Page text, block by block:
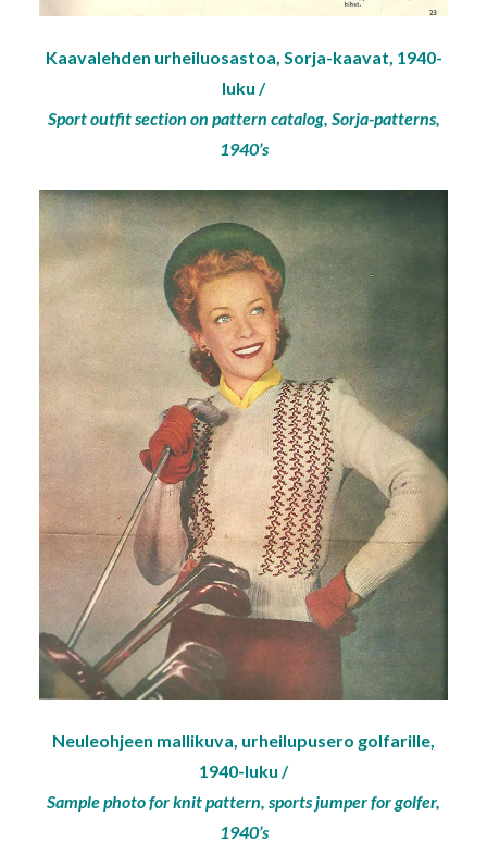
Kaavalehden urheiluosastoa, Sorja-kaavat, 1940-
luku /
Sport outfit section on pattern catalog, Sorja-patterns,
1940’s
Neuleohjeen mallikuva, urheilupusero golfarille,
1940-luku /
Sample photo for knit pattern, sports jumper for golfer,
1940’s